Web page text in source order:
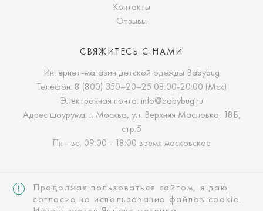
Контакты
Отзывы
СВЯЖИТЕСЬ С НАМИ
Интернет-магазин детской одежды Babybug
Телефон: 8 (800) 350–20–25 08:00-20:00 (Мск)
Электронная почта: info@babybug.ru
Адрес шоурума: г. Москва, ул. Верхняя Масловка, 18Б,
стр.5
Пн - вс, 09:00 - 18:00 время московское
Продолжая пользоваться сайтом, я даю
согласие на использование файлов cookie.